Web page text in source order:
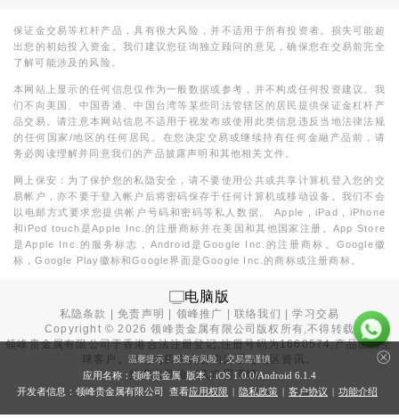
保证金交易等杠杆产品，具有很大风险，并不适用于所有投资者。损失可能超
出您的初始投入资金。我们建议您征询独立顾问的意见，确保您在交易前完全
了解可能涉及的风险。
本网站上显示的任何信息仅作为一般数据或参考，并不构成任何投资建议。我
们不向美国、中国香港、中国台湾等某些司法管辖区的居民提供保证金杠杆产
品交易。请注意本网站信息不适用于视发布或使用此类信息违反当地法律法规
的任何国家/地区的任何居民。在您决定交易或继续持有任何金融产品前，请
务必阅读理解并同意我们的产品披露声明和其他相关文件。
网上保安：为了保护您的私隐安全，请不要使用公共或共享计算机登入您的交
易帐户，亦不要于登入帐户后将密码保存于任何计算机或移动设备。我们不会
以电邮方式要求您提供帐户号码和密码等私人数据。 Apple，iPad，iPhone
和iPod touch是Apple Inc.的注册商标并在美国和其他国家注册。App Store
是Apple Inc.的服务标志，Android是Google Inc.的注册商标。Google徽
标，Google Play徽标和Google界面是Google Inc.的商标或注册商标。
电脑版
私隐条款 |免责声明 领峰推广 |联络我们 |学习交易
Copyright ©2026 领峰贵金属有限公司版权所有,不得转载
领峰贵金属有限公司于香港合法注册登记,注册号码为1660574,产品面向全
球客户。本站内所有内容均为香港地区资讯。
投资有风险，入市需谨慎。
温馨提示：投资有风险，交易需谨慎
应用名称：领峰贵金属 版本：iOS 1.0.0/Android 6.1.4
开发者信息：领峰贵金属有限公司 查看应用权限 | 隐私政策 | 客户协议 | 功能介绍